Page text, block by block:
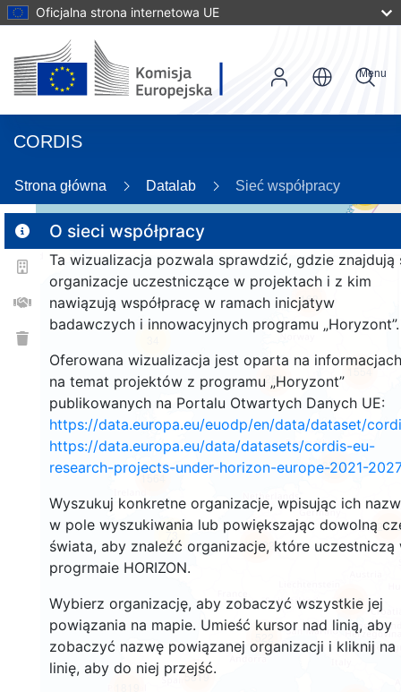
Oficjalna strona internetowa UE
CORDIS
Menu
Strona główna Datalab Sieć współpracy
O sieci współpracy
Ta wizualizacja pozwala sprawdzić, gdzie znajdują
organizacje uczestniczące w projektach i z kim
nawiązują współpracę w ramach inicjatyw
badawczych i innowacyjnych programu „Horyzont”.
Oferowana wizualizacja jest oparta na informacjach
na temat projektów z programu „Horyzont”
publikowanych na Portalu Otwartych Danych UE:
https://data.europa.eu/euodp/en/data/dataset/
https://data.europa.eu/data/datasets/cordis-eu-
research-projects-under-horizon-europe-2021-2027
Wyszukuj konkretne organizacje, wpisując ich
w pole wyszukiwania lub powiększając dowolną
świata, aby znaleźć organizacje, które uczestniczą
progrmaie HORIZON.
Wybierz organizację, aby zobaczyć wszystkie jej
powiązania na mapie. Umieść kursor nad linią, aby
zobaczyć nazwę powiązanej organizacji i kliknij na
linię, aby do niej przejść.
168
261
5819
73
3545
1564
18622
8960
2400
1554